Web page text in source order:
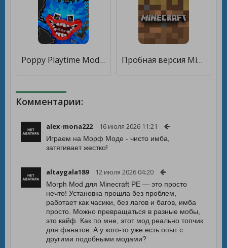
Poppy Playtime Mod Minecraft [Бесплатные покупки] Пробная версия Minecraft [Мод меню]
Комментарии:
alex-mona222 16 июля 2026 11:21
Играем на Морф Моде - чисто имба,
затягивает жестко!
altaygala189 12 июля 2026 04:20
Morph Mod для Minecraft PE — это просто
нечто! Установка прошла без проблем,
работает как часики, без лагов и багов, имба
просто. Можно превращаться в разные мобы,
это кайф. Как по мне, этот мод реально топчик
для фанатов. А у кого-то уже есть опыт с
другими подобными модами?